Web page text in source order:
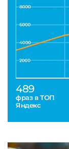
489
фраз в ТОП
Яндекс